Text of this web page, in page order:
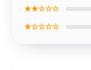
★★☆☆☆
★☆☆☆☆